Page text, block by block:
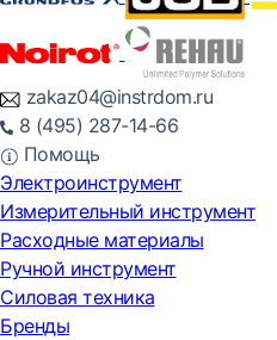
zakaz04@instrdom.ru
8 (495) 287-14-66
Помощь
Электроинструмент
Измерительный инструмент
Расходные материалы
Ручной инструмент
Силовая техника
Бренды